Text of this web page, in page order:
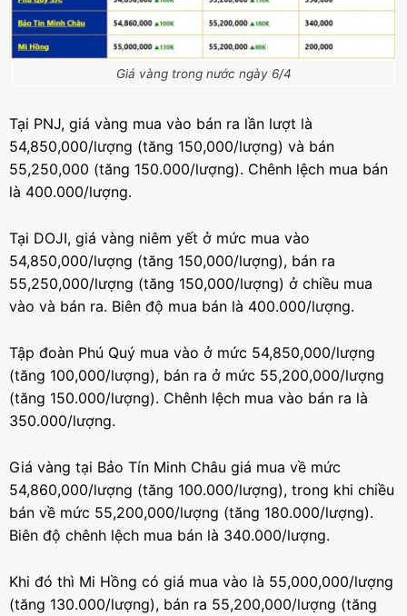
Giá vàng trong nước ngày 6/4
Tại PNJ, giá vàng mua vào bán ra lần lượt là
54,850,000/lượng (tăng 150,000/lượng) và bán
55,250,000 (tăng 150.000/lượng). Chênh lệch mua bán
là 400.000/lượng.
Tại DOJI, giá vàng niêm yết ở mức mua vào
54,850,000/lượng (tăng 150,000/lượng), bán ra
55,250,000/lượng (tăng 150,000/lượng) ở chiều mua
vào và bán ra. Biên độ mua bán là 400.000/lượng.
Tập đoàn Phú Quý mua vào ở mức 54,850,000/lượng
(tăng 100,000/lượng), bán ra ở mức 55,200,000/lượng
(tăng 150.000/lượng). Chênh lệch mua vào bán ra là
350.000/lượng.
Giá vàng tại Bảo Tín Minh Châu giá mua về mức
54,860,000/lượng (tăng 100.000/lượng), trong khi chiều
bán về mức 55,200,000/lượng (tăng 180.000/lượng).
Biên độ chênh lệch mua bán là 340.000/lượng.
Khi đó thì Mi Hồng có giá mua vào là 55,000,000/lượng
(tăng 130.000/lượng), bán ra 55,200,000/lượng (tăng